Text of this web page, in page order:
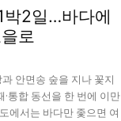
박2일…바다에
로
안면송 숲을 지나 꽃지
·통합 동선을 한 번에 이만
에서는 바다만 좇으면 여